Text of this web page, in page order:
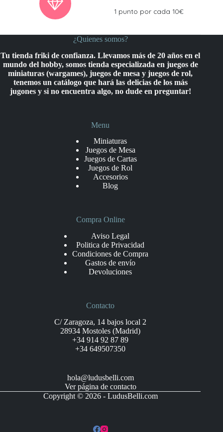
1 punto por cada 10€
¿Quienes somos?
Tu tienda friki de confianza. Llevamos más de 20 años en el
mundo del hobby, somos tienda especializada en juegos de
miniaturas (wargames), juegos de mesa y juegos de rol,
tenemos un catálogo que hará las delicias de los más
jugones y si no encuentra algo, no dude en preguntar!
Menu
Miniaturas
Juegos de Mesa
Juegos de Cartas
Juegos de Rol
Accesorios
Blog
Compra Online
Aviso Legal
Politica de Privacidad
Condiciones de Compra
Gastos de envío
Devoluciones
Contacto
C/ Zaragoza, 14 bajos local 2
28934 Mostoles (Madrid)
+34 914 92 87 89
+34 649507350
hola@ludusbelli.com
Ver página de contacto
Copyright © 2026 - LudusBelli.com